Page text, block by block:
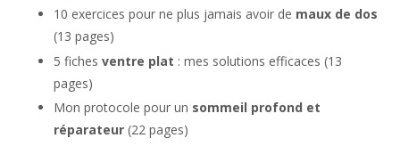
10 exercices pour ne plus jamais avoir de maux de dos
(13 pages)
5 fiches ventre plat : mes solutions efficaces (13
pages)
Mon protocole pour un sommeil profond et
réparateur (22 pages)